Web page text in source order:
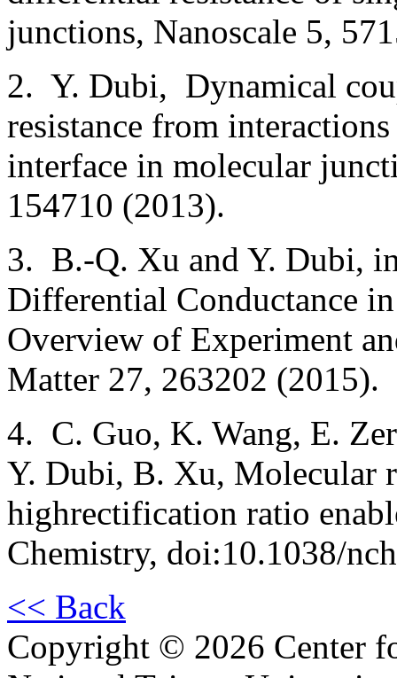
junctions, Nanoscale 5,
2. Y. Dubi, Dynamical
resistance from
interface in molecular
154710 (2013).
3. B.-Q. Xu and Y. Dubi,
Differential Conductance
Overview of Experiment
Matter 27, 263202 (2015).
4. C. Guo, K. Wang, E.
Y. Dubi, B. Xu, Molecular
highrectification ratio
Chemistry, doi:10.1038/
<< Back
Copyright © 2026 Center